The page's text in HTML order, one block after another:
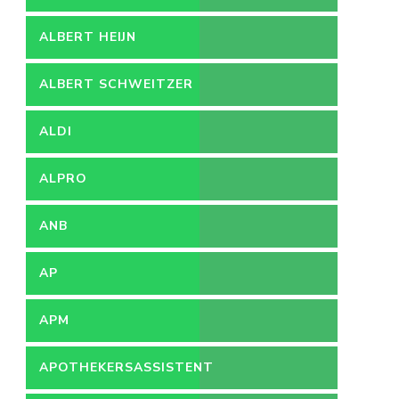
ALBERT HEIJN
ALBERT SCHWEITZER
ZIEKENHUIS
ALDI
ALPRO
ANB
AP
APM
APOTHEKERSASSISTENT